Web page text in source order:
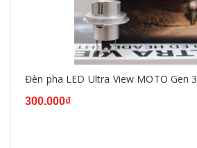
Đèn pha LED Ultra View MOTO Gen 3
300.000₫